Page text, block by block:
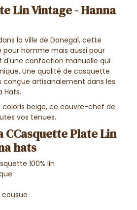
Lin Vintage - Hanna
la ville de Donegal, cette
homme mais aussi pour
d'une confection manuelle qui
Une qualité de casquette
conçue artisanalement dans les
Hats.
coloris beige, ce couvre-chef de
vos tenues.
CCasquette Plate Lin
hats
100% lin
cousue